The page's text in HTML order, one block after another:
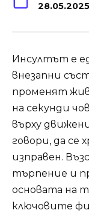
28.05.2025
Инсултът е
внезапни
променят
на секунди
върху
говори, да се
изправен.
търпение и
основата на
ключовите